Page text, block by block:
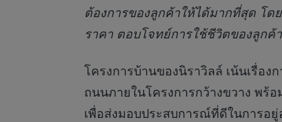
ต้องการของลูกค้าให้ได้มากที่สุด โ
ราคา ตอบโจทย์การใช้ชีวิตของลูก
โครงการบ้านของนิราวิลล์ เน้นเรื่อ
ถนนภายในโครงการกว้างขวาง พร้
เพื่อส่งมอบประสบการณ์ที่ดีในการอยู่